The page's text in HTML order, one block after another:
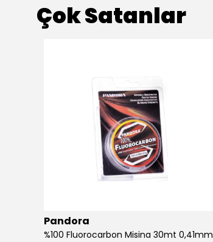
Çok Satanlar
Pandora
%100 Fluorocarbon Misina 30mt 0,41mm